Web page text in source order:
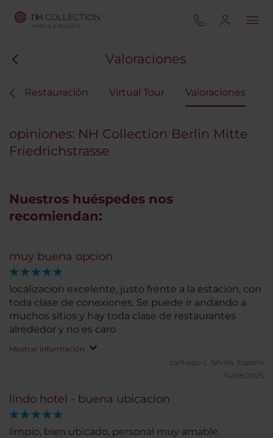
Valoraciones
Restauración Virtual Tour Valoraciones
opiniones: NH Collection Berlin Mitte
Friedrichstrasse
Nuestros huéspedes nos
recomiendan:
muy buena opcion
localizacion excelente, justo frente a la estacion, con
toda clase de conexiones. Se puede ir andando a
muchos sitios y hay toda clase de restaurantes
alrededor y no es caro
Mostrar información
santiago c. Sevilla, España
14/08/2025
lindo hotel - buena ubicacion
limpio, bien ubicado, personal muy amable.